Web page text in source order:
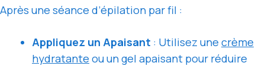
Après une séance d’épilation par fil :
Appliquez un Apaisant : Utilisez une crème
hydratante ou un gel apaisant pour réduire